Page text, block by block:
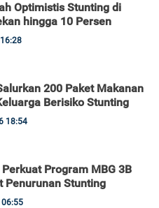
Optimistis Stunting di
hingga 10 Persen
200 Paket Makanan
Berisiko Stunting
18:54
Program MBG 3B
Penurunan Stunting
06:55